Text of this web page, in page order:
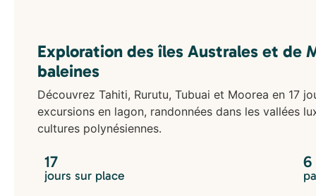
Exploration des îles Australes et de
baleines
Découvrez Tahiti, Rurutu, Tubuai et Moorea en 17
excursions en lagon, randonnées dans les vallées
cultures polynésiennes.
17
jours sur place
6